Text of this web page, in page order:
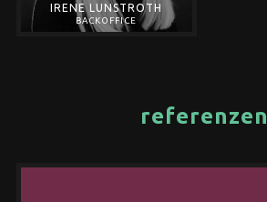
IRENE LUNSTROTH
BACKOFFICE
referenzen